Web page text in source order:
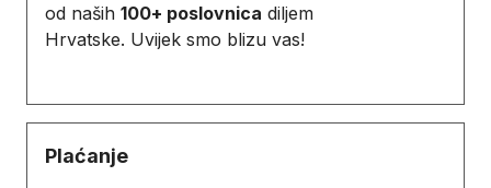
od naših 100+ poslovnica diljem
Hrvatske. Uvijek smo blizu vas!
Plaćanje